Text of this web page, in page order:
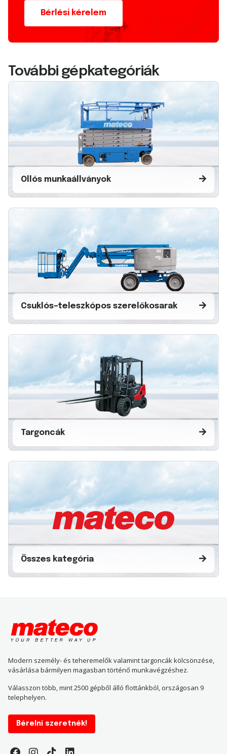
Bérlési kérelem
További gépkategóriák
Ollós munkaállványok
Csuklós–teleszkópos szerelőkosarak
Targoncák
Összes kategória
Modern személy- és teheremelők valamint targoncák kölcsönzése,
vásárlása bármilyen magasban történő munkavégzéshez.
Válasszon több, mint 2500 gépből álló flottánkból, országosan 9
telephelyen.
Bérelni szeretnék!